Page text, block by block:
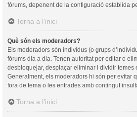
fòrums, depenent de la configuració establida
Torna a l’inici
Què són els moderadors?
Els moderadors són individus (o grups
fòrums dia a dia. Tenen autoritat per editar o
desbloquejar, desplaçar eliminar i dividir temes
Generalment, els moderadors hi són per evitar
fora de tema o les entrades amb contingut
Torna a l’inici